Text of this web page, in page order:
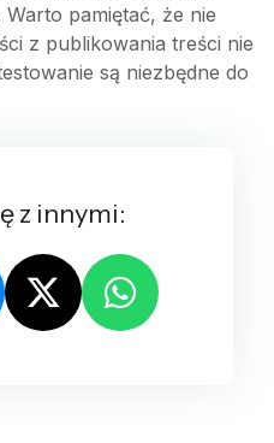
pamiętać, że nie
z publikowania treści nie
są niezbędne do
z innymi: